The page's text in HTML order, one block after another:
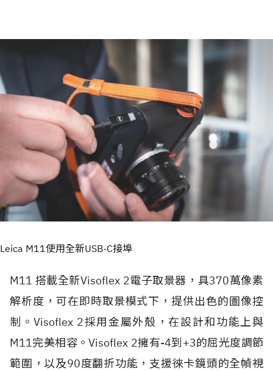
Leica M11使用全新USB-C接埠
M11 搭載全新Visoflex 2電子取景器，具370萬像素
解析度，可在即時取景模式下，提供出色的圖像控
制。Visoflex 2採用金屬外殼，在設計和功能上與
M11完美相容。Visoflex 2擁有-4到+3的屈光度調節
範圍，以及90度翻折功能，支援徠卡鏡頭的全幀視